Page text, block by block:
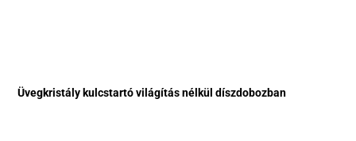
Üvegkristály kulcstartó világítás nélkül díszdobozban